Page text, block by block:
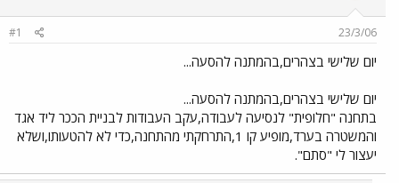
ך
23/3/06
#1
יום שלישי בצהרים,בהמתנה להסעה...
יום שלישי בצהרים,בהמתנה להסעה...
בתחנה "חלופית" לנסיעה לעבודה,עקב העבודות לבניית הככר ליד אגד
והמשטרה בערד,מופיע קו 1,התרחקתי מהתחנה,כדי לא להטעותו,ושלא
יעצור לי "סתם".